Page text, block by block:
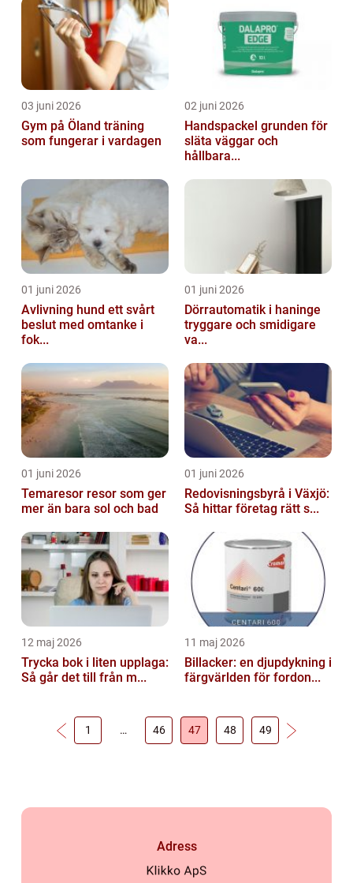
03 juni 2026
Gym på Öland träning
som fungerar i vardagen
02 juni 2026
Handspackel grunden för
släta väggar och
hållbara...
01 juni 2026
Avlivning hund ett svårt
beslut med omtanke i
fok...
01 juni 2026
Dörrautomatik i haninge
tryggare och smidigare
va...
01 juni 2026
Temaresor resor som ger
mer än bara sol och bad
01 juni 2026
Redovisningsbyrå i Växjö:
Så hittar företag rätt s...
12 maj 2026
Trycka bok i liten upplaga:
Så går det till från m...
11 maj 2026
Billacker: en djupdykning i
färgvärlden för fordon...
1 … 46 47 48 49
Adress